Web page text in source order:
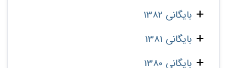
بایگانی 1382
بایگانی 1381
بایگانی 1380